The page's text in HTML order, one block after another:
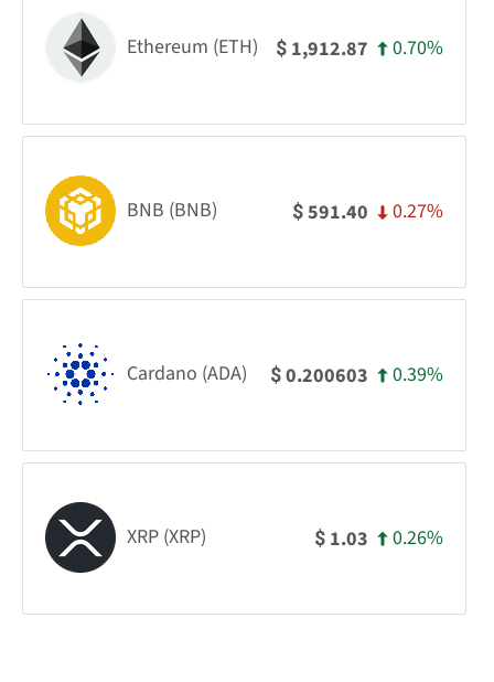
Ethereum (ETH) $ 1,912.87 0.70%
BNB (BNB) $591.40 0.27%
Cardano (ADA) $0.200603 0.39%
XRP (XRP) $ 1.03 0.26%